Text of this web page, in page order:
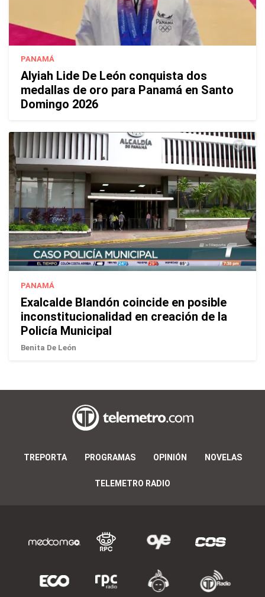
PANAMÁ
Alyiah Lide De León conquista dos
medallas de oro para Panamá en Santo
Domingo 2026
PANAMÁ
Exalcalde Blandón coincide en posible
inconstitucionalidad en creación de la
Policía Municipal
Benita De León
TREPORTA PROGRAMAS OPINIÓN NOVELAS
TELEMETRO RADIO